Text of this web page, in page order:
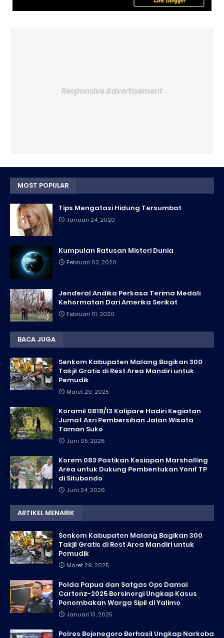
Responsive Advertisement
MOST POPULAR
Tips Mengatasi Hidung Tersumbat
Januari 24, 2020
Kumpulan Ratusan Misteri Dunia
Februari 03, 2020
Jenderal Andika Perkasa Terima Medali
Kehormatan Dari Amerika Serikat
Februari 01, 2020
BACA JUGA
Senkom Kabupaten Malang Bagikan 300
Takjil Gratis di Rest Area Mandiri untuk
Pemudik
Maret 29, 2025
Koramil 0818/13 Kalipare Hadiri Kegiatan
Jumat Asri Pembersihan Jalan Wisata
Taman Suko
Juni 05, 2026
Korem 083 Pastikan Kesiapan Marshalling
Area untuk Dukung Pembentukan Yonif TP
di Situbondo
Juni 24, 2026
ARTIKEL MENARIK
Senkom Kabupaten Malang Bagikan 300
Takjil Gratis di Rest Area Mandiri untuk
Pemudik
Maret 29, 2025
Polda Papua dan Satgas Ops Damai
Cartenz-2025 Bersinergi Ungkap Kasus
Penembakan Warga Sipil di Yalimo
Januari 13, 2025
Polres Bojonegoro Berhasil Ungkap Narkoba